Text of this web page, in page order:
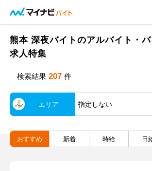
熊本 深夜バイトのアルバイト・
求人特集
検索結果 207 件
エリア 指定しない
おすすめ 新着 時給 日